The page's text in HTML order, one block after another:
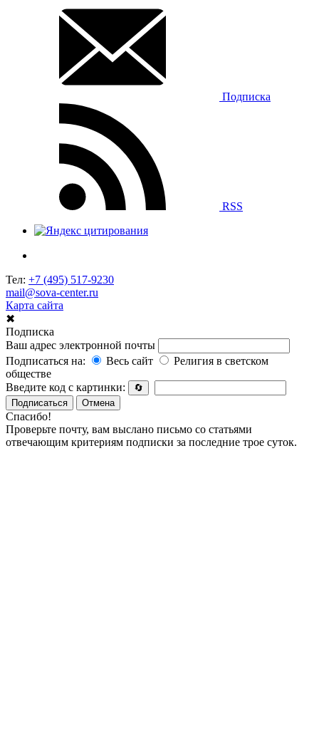
Подписка
RSS
Тел: +7 (495) 517-9230
mail@sova-center.ru
Карта сайта
✖
Подписка
Ваш адрес электронной почты
Подписаться на:
Весь сайт
Религия в светском
обществе
Введите код с картинки:
🔄
Подписаться
Отмена
Спасибо!
Проверьте почту, вам выслано письмо со статьями
отвечающим критериям подписки за последние трое суток.